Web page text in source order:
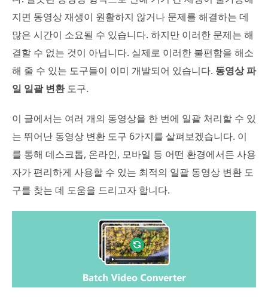
지면 동영상 재생이 원활하지 않거나 문제를 해결하는 데
많은 시간이 소요될 수 있습니다. 하지만 이러한 문제는 해
결할 수 없는 것이 아닙니다. 실제로 이러한 불편함을 해소
해 줄 수 있는 도구들이 이미 개발되어 있습니다. 동영상 파
일 일괄 변환도구.
이 글에서는 여러 개의 동영상을 한 번에 일괄 처리할 수 있
는 뛰어난 동영상 변환 도구 6가지를 살펴보겠습니다. 이
를 통해 데스크톱, 온라인, 모바일 등 어떤 환경에서든 사용
자가 편리하게 사용할 수 있는 최적의 일괄 동영상 변환 도
구를 찾는 데 도움을 드리고자 합니다.